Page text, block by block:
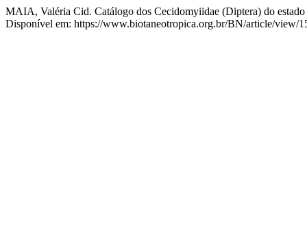
MAIA, Valéria Cid. Catálogo dos Cecidomyiidae (Diptera) do
Disponível em: https://www.biotaneotropica.org.br/BN/article/view/